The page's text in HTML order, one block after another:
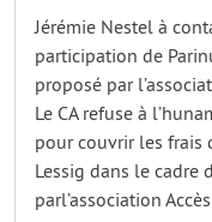
Jérémie Nestel à
participation de
proposé par
Le CA refuse à
pour couvrir les frais
Lessig dans le cadre
parl’association